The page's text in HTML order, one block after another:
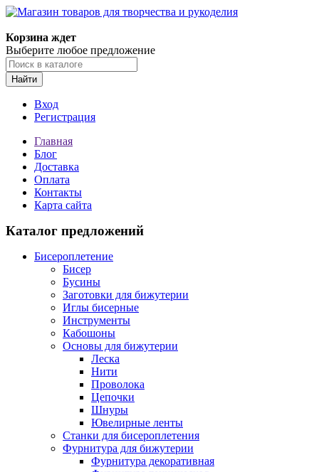
Корзина ждет
Выберите любое предложение
Найти
Вход
Регистрация
Главная
Блог
Доставка
Оплата
Контакты
Карта сайта
Каталог предложений
Бисероплетение
Бисер
Бусины
Заготовки для бижутерии
Иглы бисерные
Инструменты
Кабошоны
Основы для бижутерии
Леска
Нити
Проволока
Цепочки
Шнуры
Ювелирные ленты
Станки для бисероплетения
Фурнитура для бижутерии
Фурнитура декоративная